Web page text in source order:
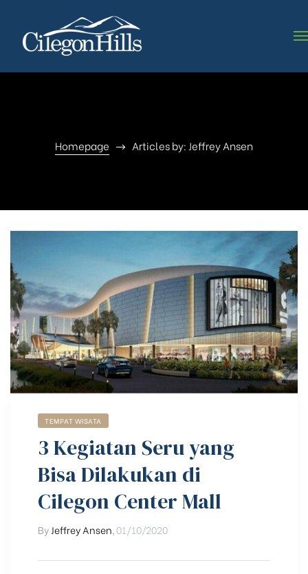
Homepage Articles by: Jeffrey Ansen
TEMPAT WISATA
3 Kegiatan Seru yang
Bisa Dilakukan di
Cilegon Center Mall
By Jeffrey Ansen 01/10/2020